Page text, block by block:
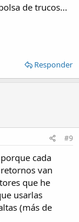
de trucos...
Responder
#9
cada
van
que he
usarlas
(más de